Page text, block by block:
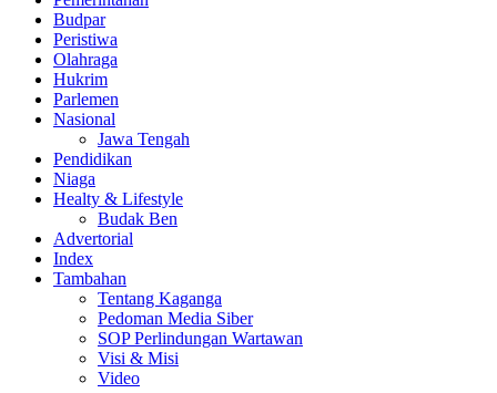
Budpar
Peristiwa
Olahraga
Hukrim
Parlemen
Nasional
Jawa Tengah
Pendidikan
Niaga
Healty & Lifestyle
Budak Ben
Advertorial
Index
Tambahan
Tentang Kaganga
Pedoman Media Siber
SOP Perlindungan Wartawan
Visi & Misi
Video